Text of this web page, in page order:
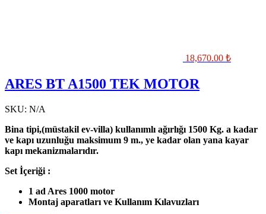
18,670.00 ₺
ARES BT A1500 TEK MOTOR
SKU: N/A
Bina tipi,(müstakil ev-villa) kullanımlı ağırlığı 1500 Kg. a kadar
ve kapı uzunluğu maksimum 9 m., ye kadar olan yana kayar
kapı mekanizmalarıdır.
Set İçeriği :
1 ad Ares 1000 motor
Montaj aparatları ve Kullanım Kılavuzları